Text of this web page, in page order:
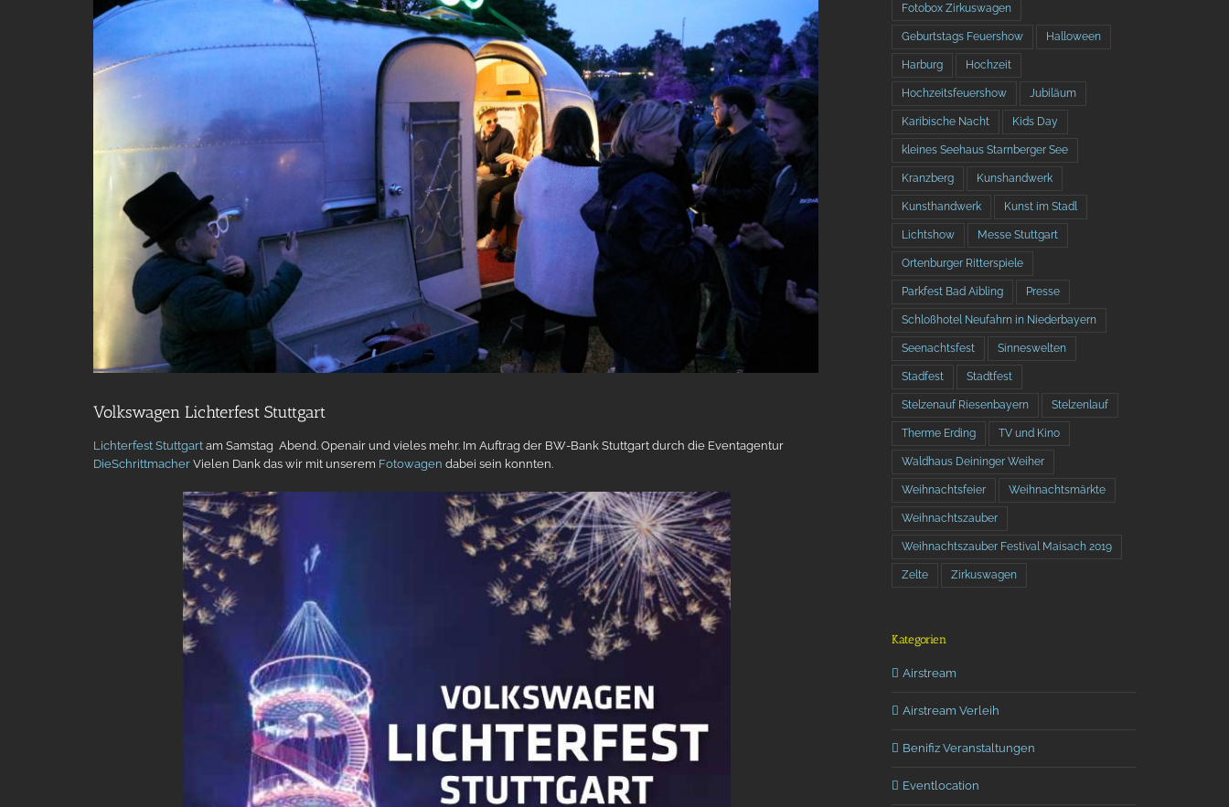
Volkswagen Lichterfest Stuttgart
Lichterfest Stuttgart am Samstag Abend. Openair und vieles mehr. Im Auftrag der BW-Bank Stuttgart durch die Eventagentur
DieSchrittmacher Vielen Dank das wir mit unserem Fotowagen dabei sein konnten.
Fotobox Zirkuswagen
Geburtstags Feuershow Halloween
Harburg Hochzeit
Hochzeitsfeuershow Jubiläum
Karibische Nacht Kids Day
kleines Seehaus Starnberger See
Kranzberg Kunshandwerk
Kunsthandwerk Kunst im Stadl
Lichtshow Messe Stuttgart
Ortenburger Ritterspiele
Parkfest Bad Aibling Presse
Schloßhotel Neufahrn in Niederbayern
Seenachtsfest Sinneswelten
Stadfest Stadtfest
Stelzenauf Riesenbayern Stelzenlauf
Therme Erding TV und Kino
Waldhaus Deininger Weiher
Weihnachtsfeier Weihnachtsmärkte
Weihnachtszauber
Weihnachtszauber Festival Maisach 2019
Zelte Zirkuswagen
Kategorien
Airstream
Airstream Verleih
Benifiz Veranstaltungen
Eventlocation